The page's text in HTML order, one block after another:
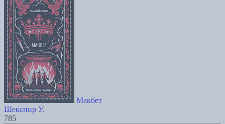
Макбет
Шекспир У.
785